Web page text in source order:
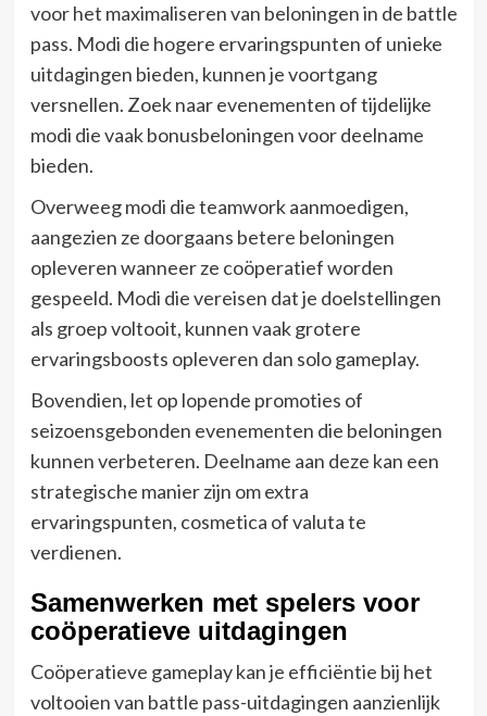
voor het maximaliseren van beloningen in de battle
pass. Modi die hogere ervaringspunten of unieke
uitdagingen bieden, kunnen je voortgang
versnellen. Zoek naar evenementen of tijdelijke
modi die vaak bonusbeloningen voor deelname
bieden.
Overweeg modi die teamwork aanmoedigen,
aangezien ze doorgaans betere beloningen
opleveren wanneer ze coöperatief worden
gespeeld. Modi die vereisen dat je doelstellingen
als groep voltooit, kunnen vaak grotere
ervaringsboosts opleveren dan solo gameplay.
Bovendien, let op lopende promoties of
seizoensgebonden evenementen die beloningen
kunnen verbeteren. Deelname aan deze kan een
strategische manier zijn om extra
ervaringspunten, cosmetica of valuta te
verdienen.
Samenwerken met spelers voor
coöperatieve uitdagingen
Coöperatieve gameplay kan je efficiëntie bij het
voltooien van battle pass-uitdagingen aanzienlijk